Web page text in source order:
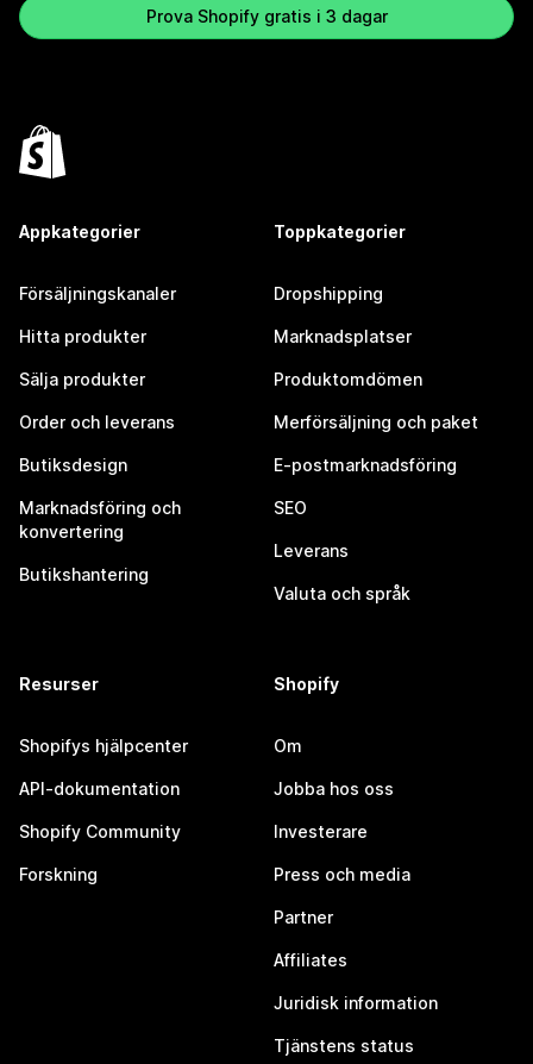
Prova Shopify gratis i 3 dagar
Appkategorier
Försäljningskanaler
Hitta produkter
Sälja produkter
Order och leverans
Butiksdesign
Marknadsföring och
konvertering
Butikshantering
Toppkategorier
Dropshipping
Marknadsplatser
Produktomdömen
Merförsäljning och paket
E-postmarknadsföring
SEO
Leverans
Valuta och språk
Resurser
Shopifys hjälpcenter
API-dokumentation
Shopify Community
Forskning
Shopify
Om
Jobba hos oss
Investerare
Press och media
Partner
Affiliates
Juridisk information
Tjänstens status